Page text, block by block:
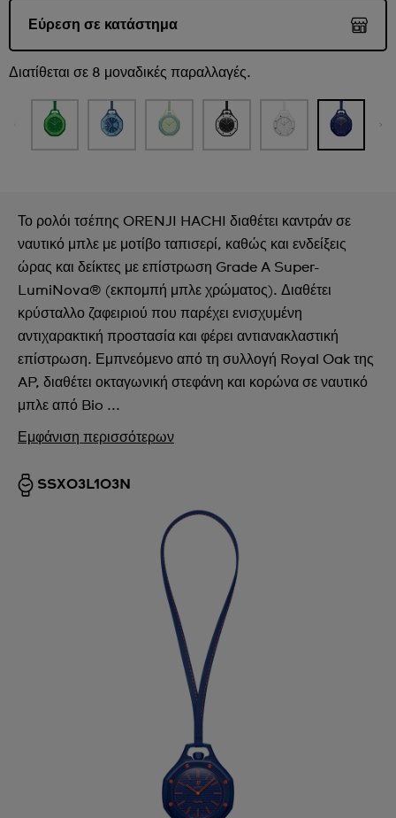
Εύρεση σε κατάστημα
Διατίθεται σε 8 μοναδικές παραλλαγές.
Το ρολόι τσέπης ORENJI HACHI διαθέτει καντράν σε
ναυτικό μπλε με μοτίβο ταπισερί, καθώς και ενδείξεις
ώρας και δείκτες με επίστρωση Grade A Super-
LumiNova® (εκπομπή μπλε χρώματος). Διαθέτει
κρύσταλλο ζαφειριού που παρέχει ενισχυμένη
αντιχαρακτική προστασία και φέρει αντιανακλαστική
επίστρωση. Εμπνεόμενο από τη συλλογή Royal Oak της
AP, διαθέτει οκταγωνική στεφάνη και κορώνα σε ναυτικό
μπλε από Bio ...
Εμφάνιση περισσότερων
SSX03L103N